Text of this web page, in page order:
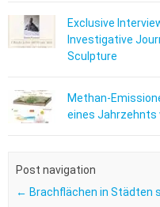
Exclusive
Investigative
Sculpture
Methan-
eines Jahrzehnts
Post navigation
← Brachflächen in Städten